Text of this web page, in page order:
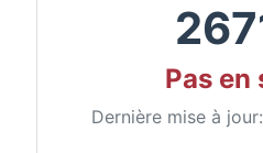
Pas en
Dernière mise à